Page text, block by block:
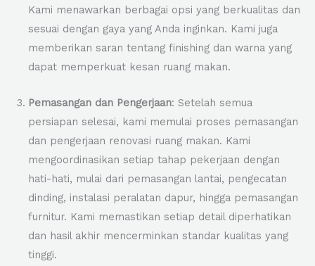
Kami menawarkan berbagai opsi yang berkualitas dan
sesuai dengan gaya yang Anda inginkan. Kami juga
memberikan saran tentang finishing dan warna yang
dapat memperkuat kesan ruang makan.
Pemasangan dan Pengerjaan: Setelah semua
persiapan selesai, kami memulai proses pemasangan
dan pengerjaan renovasi ruang makan. Kami
mengoordinasikan setiap tahap pekerjaan dengan
hati-hati, mulai dari pemasangan lantai, pengecatan
dinding, instalasi peralatan dapur, hingga pemasangan
furnitur. Kami memastikan setiap detail diperhatikan
dan hasil akhir mencerminkan standar kualitas yang
tinggi.